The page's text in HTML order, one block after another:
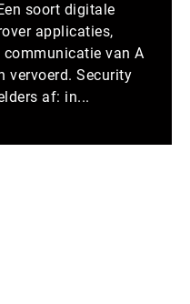
soort digitale
applicaties,
communicatie van A
vervoerd. Security
af: in...